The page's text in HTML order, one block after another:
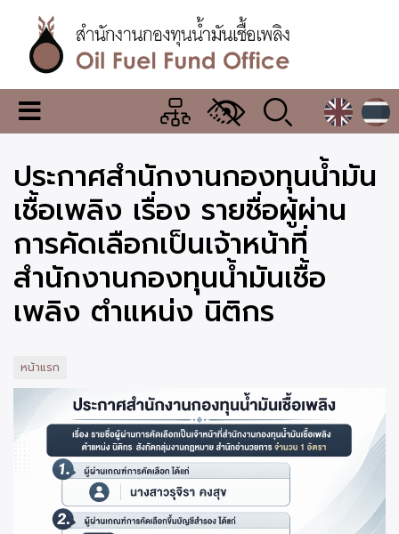
เนื้อหา
หลักสำนักงาน
กองทุน
น้ำมัน
เชื้อ
เพลิง
เมนู
เปลี่ยน
แสดง
ผล
ประกาศสำนักงานกองทุนน้ำมัน
เชื้อเพลิง เรื่อง รายชื่อผู้ผ่าน
การคัดเลือกเป็นเจ้าหน้าที่
สำนักงานกองทุนน้ำมันเชื้อ
เพลิง ตำแหน่ง นิติกร
หน้าแรก